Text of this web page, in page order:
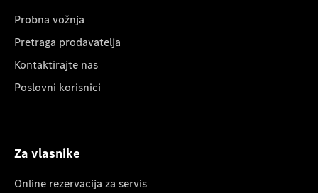
Probna vožnja
Pretraga prodavatelja
Kontaktirajte nas
Poslovni korisnici
Za vlasnike
Online rezervacija za servis